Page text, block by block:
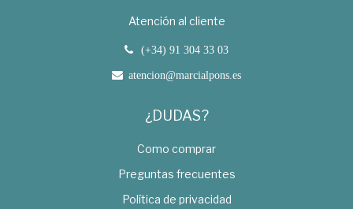
Atención al cliente
(+34) 91 304 33 03
atencion@marcialpons.es
¿DUDAS?
Como comprar
Preguntas frecuentes
Política de privacidad